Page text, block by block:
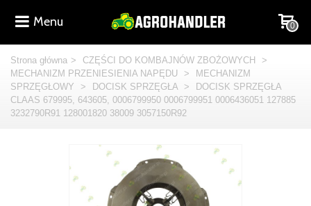
Menu 0
Strona główna > CZĘŚCI DO KOMBAJNÓW ZBOŻOWYCH
>
MECHANIZM PRZENIESIENIA NAPĘDU
>
MECHANIZM
SPRZĘGŁOWY
> DOCISK SPRZĘGŁA >
DOCISK SPRZĘGŁA
CLAAS 679995, 643605, 0006799950 0006799951 0006436051 127885
3232790R91 128001820 38009 3057150R92